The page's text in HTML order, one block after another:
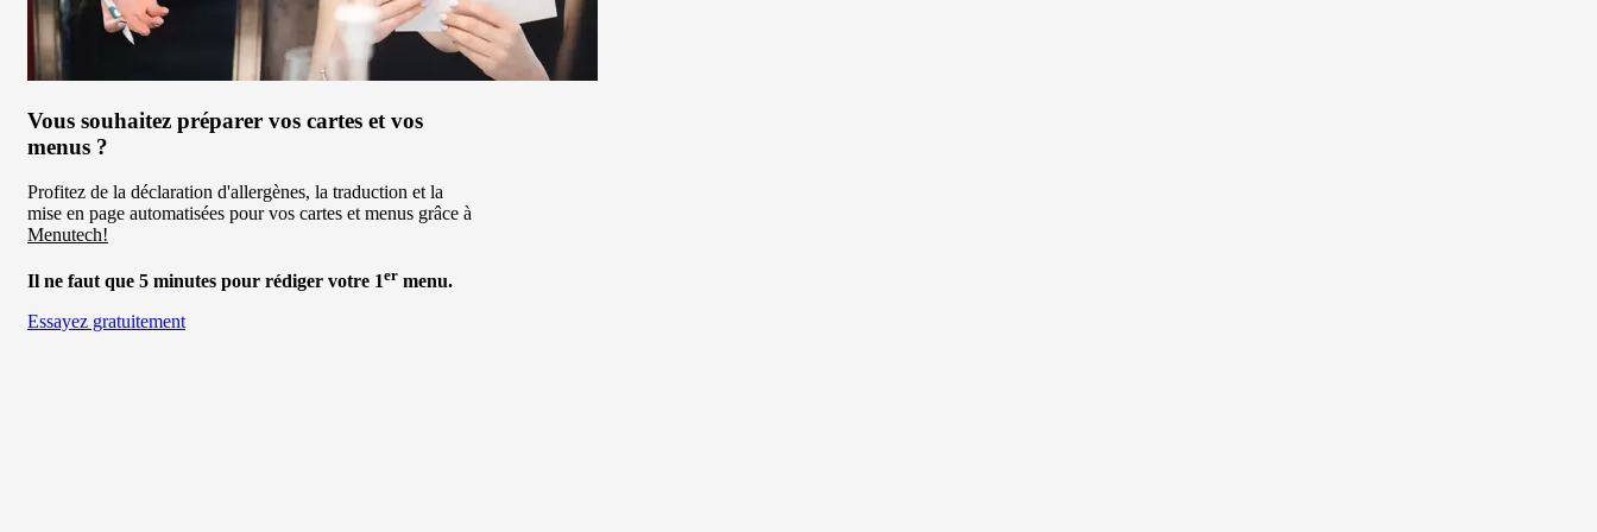
Vous souhaitez préparer vos cartes et vos
menus ?
Profitez de la déclaration d'allergènes, la traduction et la
mise en page automatisées pour vos cartes et menus grâce à
Menutech!
Il ne faut que 5 minutes pour rédiger votre 1er menu.
Essayez gratuitement